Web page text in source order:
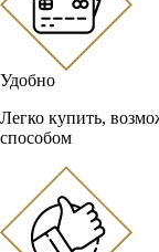
Удобно
Легко купить,
способом